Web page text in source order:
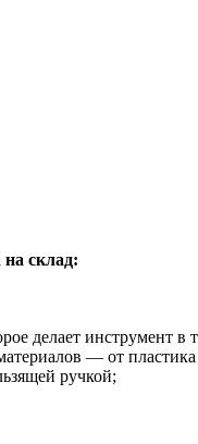
склад:
делает инструмент
— от
ручкой;